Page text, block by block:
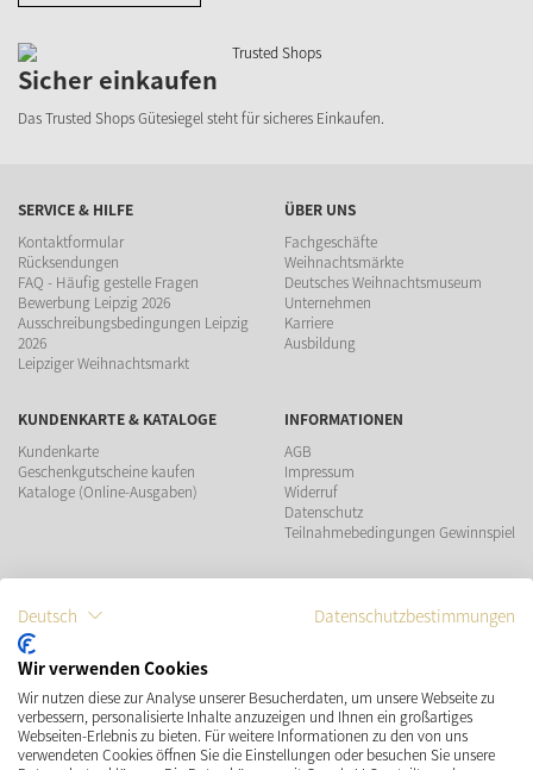
Sicher einkaufen
Das Trusted Shops Gütesiegel steht für sicheres Einkaufen.
SERVICE & HILFE
Kontaktformular
Rücksendungen
FAQ - Häufig gestelle Fragen
Bewerbung Leipzig 2026
Ausschreibungsbedingungen Leipzig
2026
Leipziger Weihnachtsmarkt
ÜBER UNS
Fachgeschäfte
Weihnachtsmärkte
Deutsches Weihnachtsmuseum
Unternehmen
Karriere
Ausbildung
KUNDENKARTE & KATALOGE
Kundenkarte
Geschenkgutscheine kaufen
Kataloge (Online-Ausgaben)
INFORMATIONEN
AGB
Impressum
Widerruf
Datenschutz
Teilnahmebedingungen Gewinnspiel
VERSAND SOCIAL MEDIA
Deutsch Datenschutzbestimmungen
Wir verwenden Cookies
Wir nutzen diese zur Analyse unserer Besucherdaten, um unsere Webseite zu
verbessern, personalisierte Inhalte anzuzeigen und Ihnen ein großartiges
Webseiten-Erlebnis zu bieten. Für weitere Informationen zu den von uns
verwendeten Cookies öffnen Sie die Einstellungen oder besuchen Sie unsere